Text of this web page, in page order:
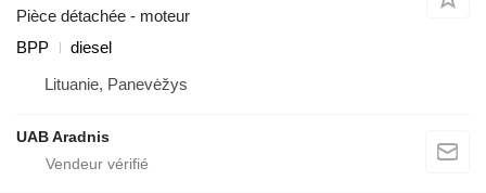
Pièce détachée - moteur
BPP
diesel
Lituanie, Panevėžys
UAB Aradnis